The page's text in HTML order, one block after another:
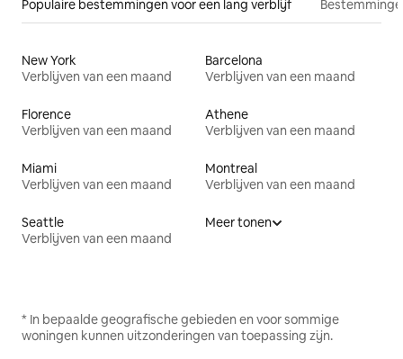
Populaire bestemmingen voor een lang verblijf
New York
Verblijven van een maand
Barcelona
Verblijven van een maand
Florence
Verblijven van een maand
Athene
Verblijven van een maand
Miami
Verblijven van een maand
Montreal
Verblijven van een maand
Seattle
Verblijven van een maand
Meer tonen
* In bepaalde geografische gebieden en voor sommige
woningen kunnen uitzonderingen van toepassing zijn.